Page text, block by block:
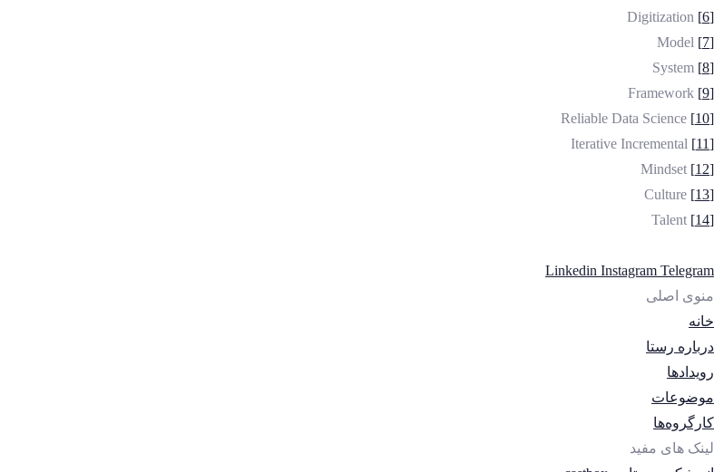
[6]
[7]
[8]
[9]
[10]
[11]
[12]
[13]
[14]
Linkedin Instagram Telegram
منوی اصلی
خانه
درباره رستا
رویدادها
موضوعات
کارگروه‌ها
لینک های مفید